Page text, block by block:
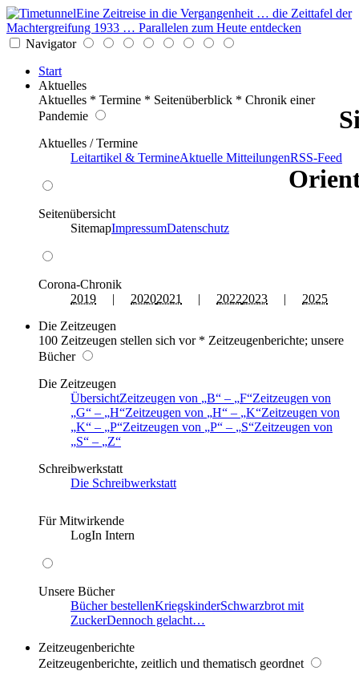
Eine Zeitreise in die Vergangenheit … die Zeittafel der
Machtergreifung 1933 … Parallelen zum Heute entdecken
Navigator
Start
Aktuelles
Aktuelles * Termine * Seitenüberblick * Chronik einer
Pandemie
Aktuelles / Termine
Leitartikel & TermineAktuelle MitteilungenRSS-Feed
Seitenübersicht
SitemapImpressumDatenschutz
Corona-Chronik
2019 | 20202021 | 20222023 | 2025
Die Zeitzeugen
100 Zeitzeugen stellen sich vor * Zeitzeugenberichte; unsere
Bücher
Die Zeitzeugen
ÜbersichtZeitzeugen von B – F Zeitzeugen von
G
– H Zeitzeugen von H – K Zeitzeugen von
K
– P Zeitzeugen von P – S Zeitzeugen von
S
–
Z
Schreibwerkstatt
Die Schreibwerkstatt
Für Mitwirkende
LogIn Intern
Unsere Bücher
Bücher bestellenKriegskinderSchwarzbrot mit
ZuckerDennoch gelacht…
Zeitzeugenberichte
Zeitzeugenberichte, zeitlich und thematisch geordnet